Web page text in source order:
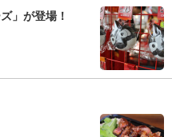
」が登場！